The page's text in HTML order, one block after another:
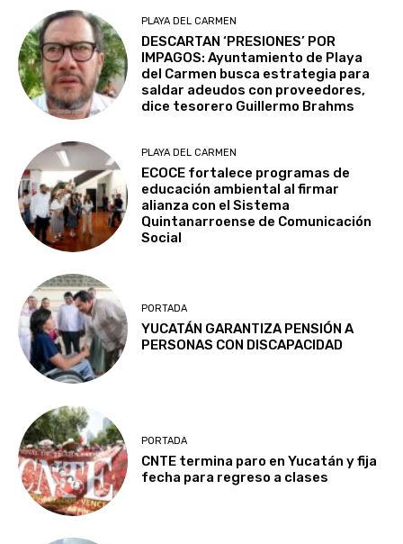
PLAYA DEL CARMEN
DESCARTAN ‘PRESIONES’ POR
IMPAGOS: Ayuntamiento de Playa
del Carmen busca estrategia para
saldar adeudos con proveedores,
dice tesorero Guillermo Brahms
PLAYA DEL CARMEN
ECOCE fortalece programas de
educación ambiental al firmar
alianza con el Sistema
Quintanarroense de Comunicación
Social
PORTADA
YUCATÁN GARANTIZA PENSIÓN A
PERSONAS CON DISCAPACIDAD
PORTADA
CNTE termina paro en Yucatán y fija
fecha para regreso a clases